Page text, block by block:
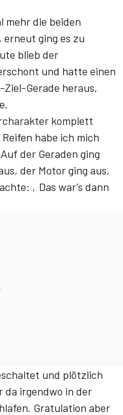
mehr die beiden
ging es zu
blieb der
und hatte einen
Gerade heraus,
komplett
habe ich mich
der Geraden ging
der Motor ging aus,
‚Das war’s dann
und plötzlich
da irgendwo in der
Gratulation aber